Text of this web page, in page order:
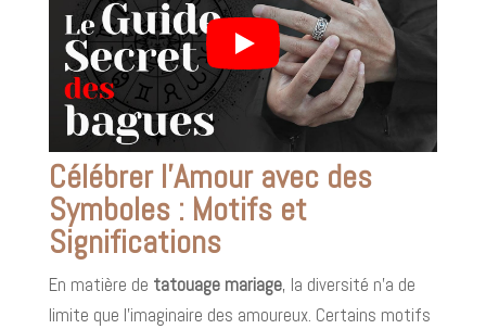
Célébrer l'Amour avec des
Symboles : Motifs et
Significations
En matière de tatouage mariage, la diversité n’a de
limite que l’imaginaire des amoureux. Certains motifs